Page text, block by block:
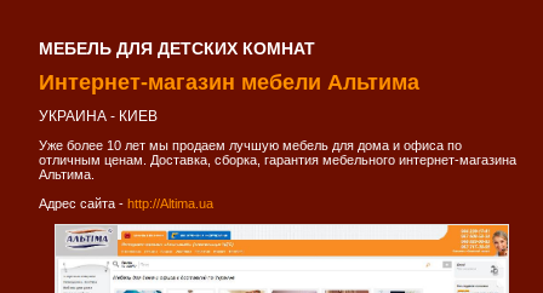
МЕБЕЛЬ ДЛЯ ДЕТСКИХ КОМНАТ
Интернет-магазин мебели Альтима
УКРАИНА - КИЕВ
Уже более 10 лет мы продаем лучшую мебель для дома и офиса по
отличным ценам. Доставка, сборка, гарантия мебельного интернет-магазина
Альтима.
Адрес сайта - http://Altima.ua